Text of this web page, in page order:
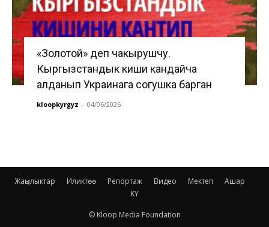
«Золотой» деп чакырушчу.
Кыргызстандык киши кандайча
алданып Украинага согушка барган
kloopkyrgyz - 04/06/2026
Жаңылыктар Иликтөө Репортаж Видео Мектеп
Ашар
KY
© Kloop Media Foundation